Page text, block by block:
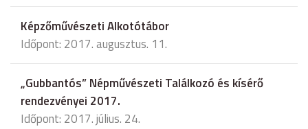
Képzőművészeti Alkotótábor
Időpont: 2017. augusztus. 11.
„Gubbantós” Népművészeti Találkozó és kísérő
rendezvényei 2017.
Időpont: 2017. július. 24.